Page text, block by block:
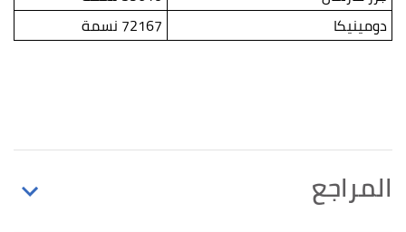
دومينيكا
72167 نسمة
المراجع